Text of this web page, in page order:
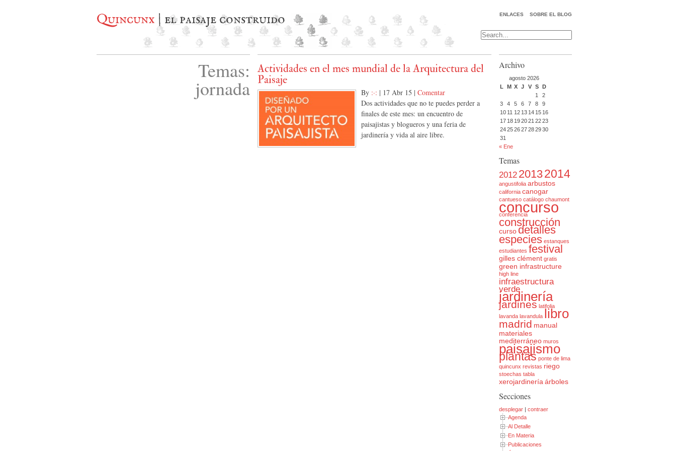
SOBRE EL BLOG
ENLACES
Quincunx | el paisaje construido
Temas:
jornada
Actividades en el mes mundial de la Arquitectura del
Paisaje
By :·: | 17 Abr 15 | Comentar
Dos actividades que no te puedes perder a
finales de este mes: un encuentro de
paisajistas y blogueros y una feria de
jardinería y vida al aire libre.
Archivo
agosto 2026
L
M X J V S D
1
2
3
4 5 6 7 8
9
10 11 12 13 14 15 16
17 18 192021 2223
24252627282930
31
« Ene
Temas
2012 20132014
angustifolia arbustos
california canogar
cantueso catálogo chaumont
concurso
conferencia
construcción
cursodetalles
especies estanques
estudiantes festival
gilles clément gratis
green infrastructure
high line
infraestructura
verde
jardinería
jardines latifolia
lavanda lavandula libro
madrid manual
materiales
mediterráneo muros
paisajismo
plantas ponte de lima
quincunx revistas riego
stoechas tabla
xerojardinería árboles
Secciones
desplegar | contraer
Agenda
Al Detalle
En Materia
Publicaciones